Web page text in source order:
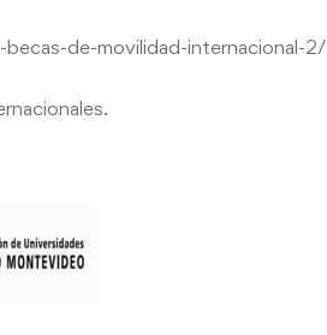
de-movilidad-internacional-2/